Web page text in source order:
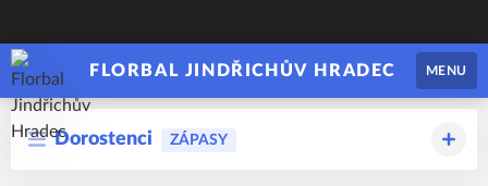
FLORBAL JINDŘICHŮV HRADEC MENU
Dorostenci ZÁPASY